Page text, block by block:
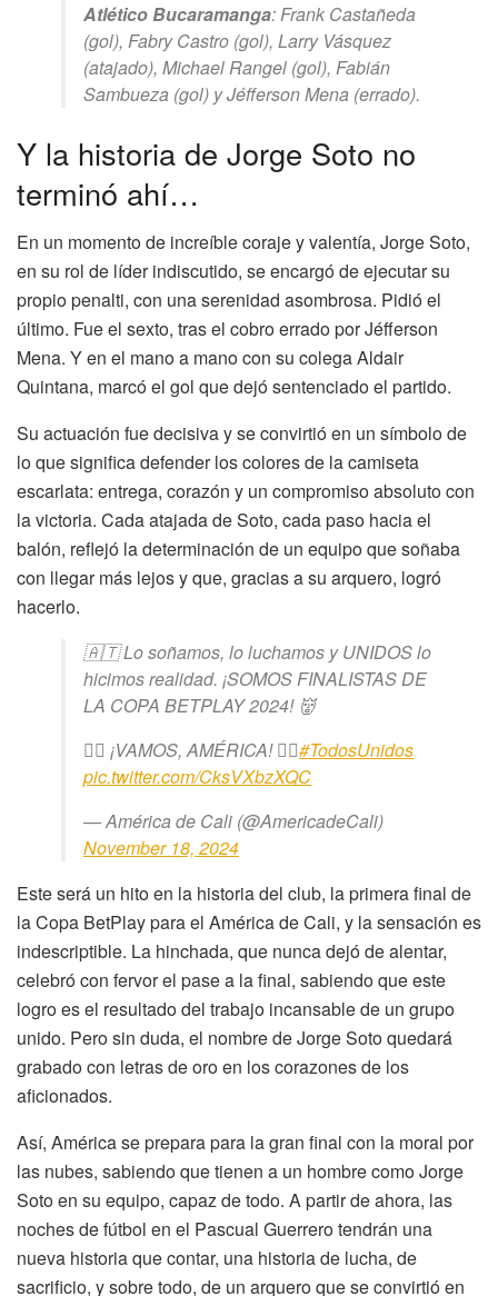
Atlético Bucaramanga: Frank Castañeda
(gol), Fabry Castro (gol), Larry Vásquez
(atajado), Michael Rangel (gol), Fabián
Sambueza (gol) y Jéfferson Mena (errado).
Y la historia de Jorge Soto no
terminó ahí…
En un momento de increíble coraje y valentía, Jorge Soto,
en su rol de líder indiscutido, se encargó de ejecutar su
propio penalti, con una serenidad asombrosa. Pidió el
último. Fue el sexto, tras el cobro errado por Jéfferson
Mena. Y en el mano a mano con su colega Aldair
Quintana, marcó el gol que dejó sentenciado el partido.
Su actuación fue decisiva y se convirtió en un símbolo de
lo que significa defender los colores de la camiseta
escarlata: entrega, corazón y un compromiso absoluto con
la victoria. Cada atajada de Soto, cada paso hacia el
balón, reflejó la determinación de un equipo que soñaba
con llegar más lejos y que, gracias a su arquero, logró
hacerlo.
🇦🇹 Lo soñamos, lo luchamos y UNIDOS lo
hicimos realidad. ¡SOMOS FINALISTAS DE
LA COPA BETPLAY 2024! 👹
❤️‍🔥 ¡VAMOS, AMÉRICA! ❤️‍🔥#TodosUnidos
pic.twitter.com/CksVXbzXQC
— América de Cali (@AmericadeCali)
November 18, 2024
Este será un hito en la historia del club, la primera final de
la Copa BetPlay para el América de Cali, y la sensación es
indescriptible. La hinchada, que nunca dejó de alentar,
celebró con fervor el pase a la final, sabiendo que este
logro es el resultado del trabajo incansable de un grupo
unido. Pero sin duda, el nombre de Jorge Soto quedará
grabado con letras de oro en los corazones de los
aficionados.
Así, América se prepara para la gran final con la moral por
las nubes, sabiendo que tienen a un hombre como Jorge
Soto en su equipo, capaz de todo. A partir de ahora, las
noches de fútbol en el Pascual Guerrero tendrán una
nueva historia que contar, una historia de lucha, de
sacrificio, y sobre todo, de un arquero que se convirtió en